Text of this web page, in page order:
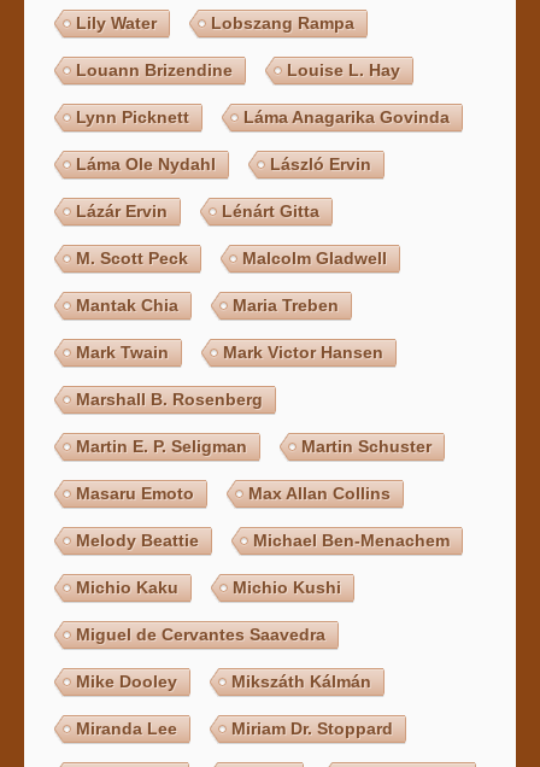
Lily Water Lobszang Rampa
Louann Brizendine Louise L. Hay
Lynn Picknett Láma Anagarika Govinda
Láma Ole Nydahl László Ervin
Lázár Ervin Lénárt Gitta
M. Scott Peck Malcolm Gladwell
Mantak Chia Maria Treben
Mark Twain Mark Victor Hansen
Marshall B. Rosenberg
Martin E. P. Seligman Martin Schuster
Masaru Emoto Max Allan Collins
Melody Beattie Michael Ben-Menachem
Michio Kaku Michio Kushi
Miguel de Cervantes Saavedra
Mike Dooley Mikszáth Kálmán
Miranda Lee Miriam Dr. Stoppard